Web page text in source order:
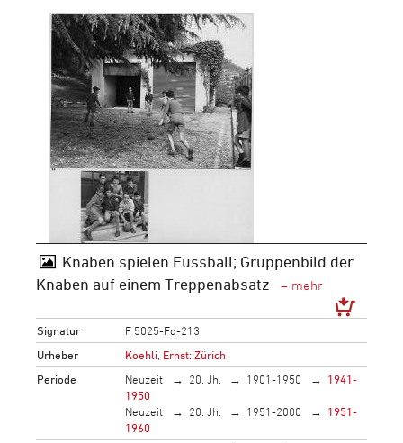
Knaben spielen Fussball; Gruppenbild der
Knaben auf einem Treppenabsatz
Signatur
F 5025-Fd-213
Urheber
Koehli, Ernst: Zürich
Periode
Neuzeit 20. Jh. 1901-1950
1941-
1950
Neuzeit
20. Jh. 1951-2000
1951-
1960